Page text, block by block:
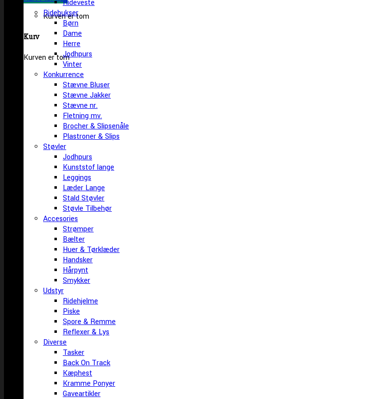
Kurven er tom
Kurv
Kurven er tom
Rideveste
Ridebukser
Børn
Dame
Herre
Jodhpurs
Vinter
Konkurrence
Stævne Bluser
Stævne Jakker
Stævne nr.
Fletning mv.
Brocher & Slipsenåle
Plastroner & Slips
Støvler
Jodhpurs
Kunststof lange
Leggings
Læder Lange
Stald Støvler
Støvle Tilbehør
Accesories
Strømper
Bælter
Huer & Tørklæder
Handsker
Hårpynt
Smykker
Udstyr
Ridehjelme
Piske
Spore & Remme
Reflexer & Lys
Diverse
Tasker
Back On Track
Kæphest
Kramme Ponyer
Gaveartikler